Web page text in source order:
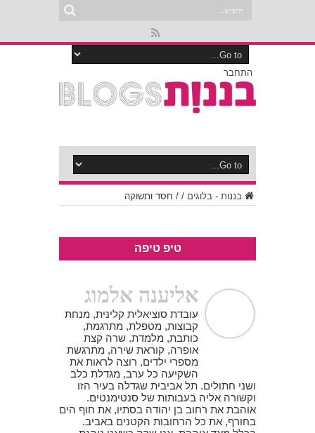
התחבר
בננות - בלוגים /
/ חסד ותשוקה
טיפ טיפה
אליענה אלמוג
עובדת סוציאלית קלינית, מנחת
קבוצות, מטפלת, מתרגמת,
כותבת, מלמדת. שרה קצת
אופרה, קוראת שירה, מתרגשת
מספרי ילדים, רוצה לראות את
השקיעה כל ערב, מגדלת כלב
ושני חתולים. תל אביבית שגדלה בעיר הזו
וקשורה אליה בעבותות של סנטימנטים.
אוהבת את רחוב בן יהודה בסתיו, את חוף הים
בחורף, את כל הרחובות הקטנים באביב.